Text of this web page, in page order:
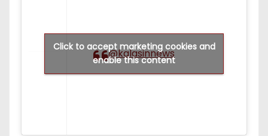
@kalasinnews
Click to accept marketing cookies and
enable this content